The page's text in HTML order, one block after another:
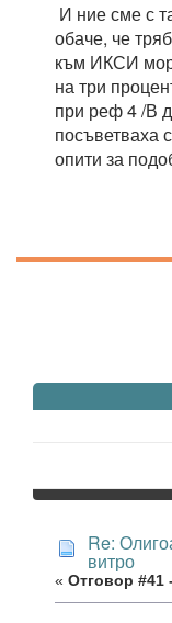
И ние сме с
обаче, че
към ИКСИ
на три
при реф 4 /В
посъветваха
опити за
Re:
витро
« Отговор #41